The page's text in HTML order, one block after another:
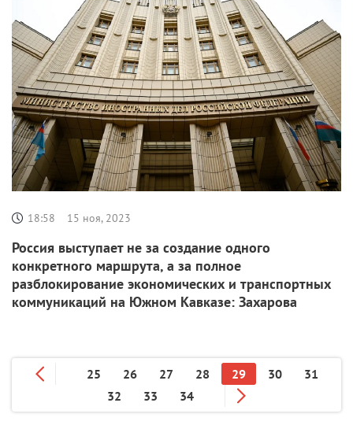
18:58 15 ноя, 2023
Россия выступает не за создание одного
конкретного маршрута, а за полное
разблокирование экономических и транспортных
коммуникаций на Южном Кавказе: Захарова
25 26 27 28 29 30
31
32
33 34